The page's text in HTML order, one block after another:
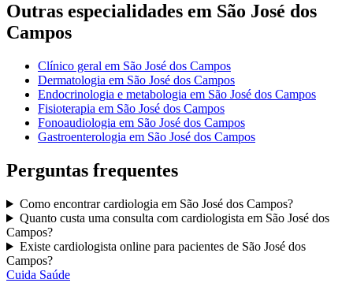
Outras especialidades em São José dos
Campos
Clínico geral em São José dos Campos
Dermatologia em São José dos Campos
Endocrinologia e metabologia em São José dos Campos
Fisioterapia em São José dos Campos
Fonoaudiologia em São José dos Campos
Gastroenterologia em São José dos Campos
Perguntas frequentes
Como encontrarcardiologia em São José dos Campos?
Quanto custa uma consulta com cardiologista em São José dos
Campos?
Existe cardiologista online para pacientes de São José dos
Campos?
Cuida Saúde